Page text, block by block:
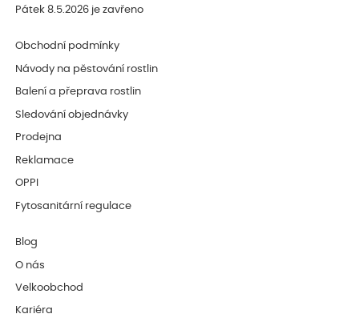
Pátek 8.5.2026 je zavřeno
Obchodní podmínky
Návody na pěstování rostlin
Balení a přeprava rostlin
Sledování objednávky
Prodejna
Reklamace
OPPI
Fytosanitární regulace
Blog
O nás
Velkoobchod
Kariéra